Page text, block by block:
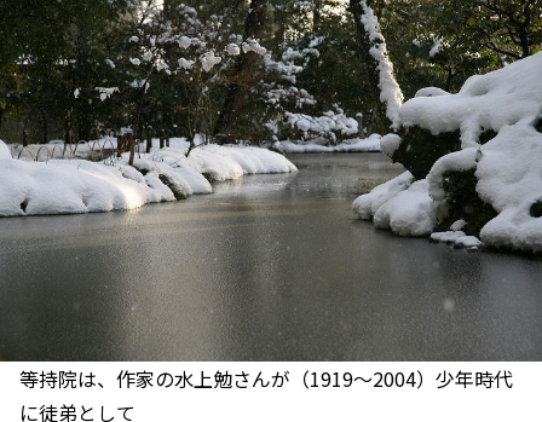
等持院は、作家の水上勉さんが（1919～2004）少年時代
に徒弟として